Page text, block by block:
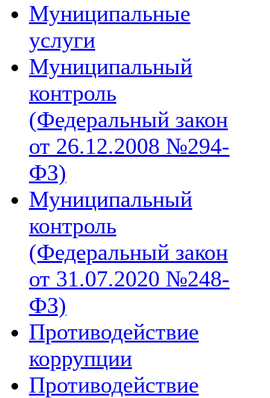
Муниципальные
услуги
Муниципальный
контроль
(Федеральный закон
от 26.12.2008 №294-
ФЗ)
Муниципальный
контроль
(Федеральный закон
от 31.07.2020 №248-
ФЗ)
Противодействие
коррупции
Противодействие